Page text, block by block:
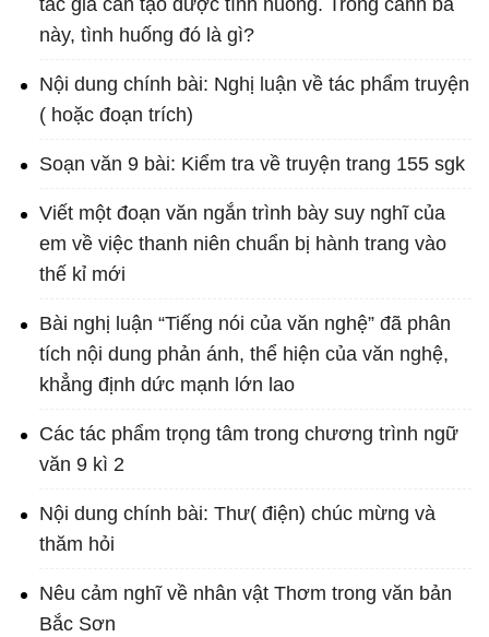
tác giả cần tạo được tình huống. Trong cảnh ba
này, tình huống đó là gì?
Nội dung chính bài: Nghị luận về tác phẩm truyện
( hoặc đoạn trích)
Soạn văn 9 bài: Kiểm tra về truyện trang 155 sgk
Viết một đoạn văn ngắn trình bày suy nghĩ của
em về việc thanh niên chuẩn bị hành trang vào
thế kỉ mới
Bài nghị luận “Tiếng nói của văn nghệ” đã phân
tích nội dung phản ánh, thể hiện của văn nghệ,
khẳng định dức mạnh lớn lao
Các tác phẩm trọng tâm trong chương trình ngữ
văn 9 kì 2
Nội dung chính bài: Thư( điện) chúc mừng và
thăm hỏi
Nêu cảm nghĩ về nhân vật Thơm trong văn bản
Bắc Sơn